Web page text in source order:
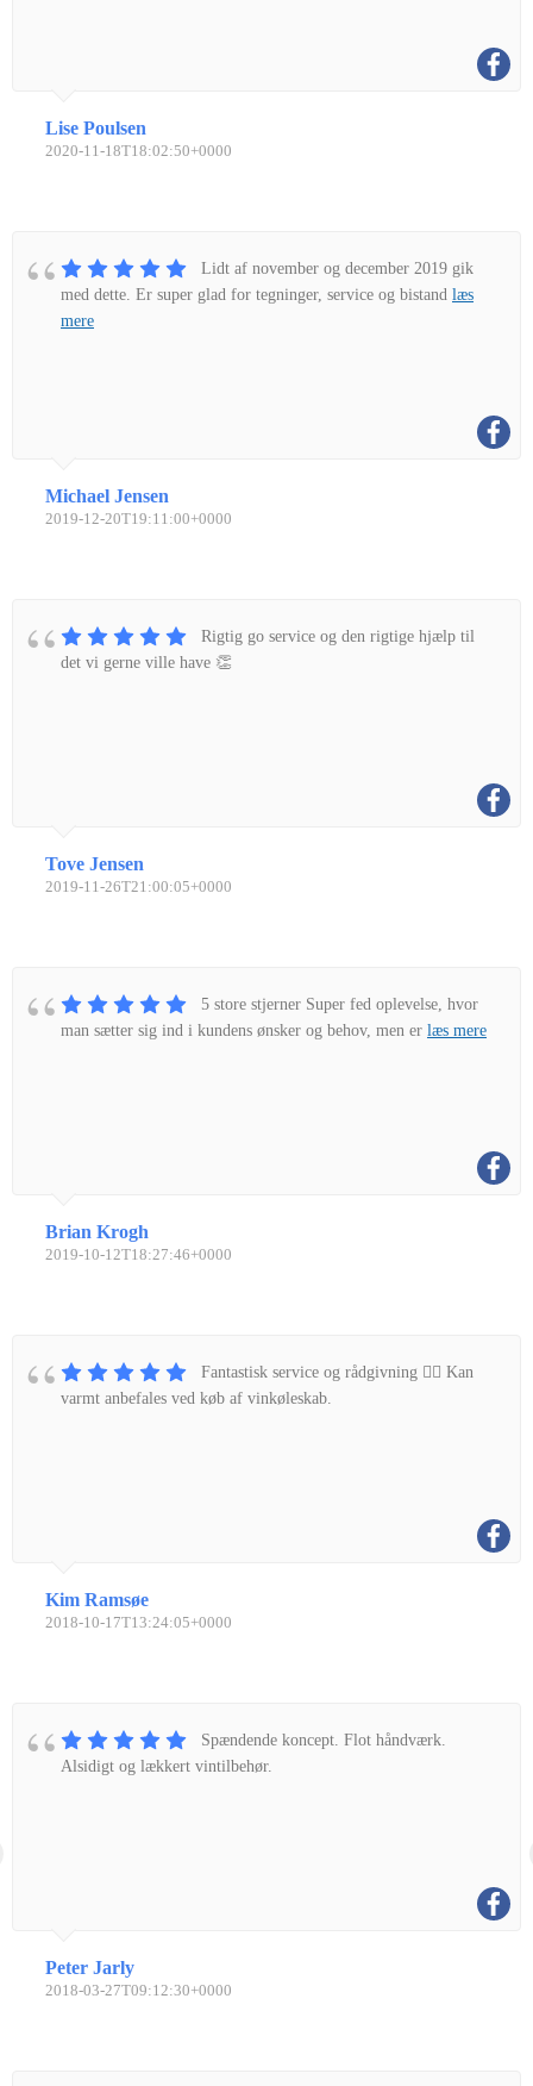
Lise Poulsen
2020-11-18T18:02:50+0000
Lidt af november og december 2019 gik
med dette. Er super glad for tegninger, service og bistand læs
mere
Michael Jensen
2019-12-20T19:11:00+0000
Rigtig go service og den rigtige hjælp til
det vi gerne ville have 👏
Tove Jensen
2019-11-26T21:00:05+0000
5 store stjerner Super fed oplevelse, hvor
man sætter sig ind i kundens ønsker og behov, men er læs mere
Brian Krogh
2019-10-12T18:27:46+0000
Fantastisk service og rådgivning 👌🏼 Kan
varmt anbefales ved køb af vinkøleskab.
Kim Ramsøe
2018-10-17T13:24:05+0000
Spændende koncept. Flot håndværk.
Alsidigt og lækkert vintilbehør.
Peter Jarly
2018-03-27T09:12:30+0000